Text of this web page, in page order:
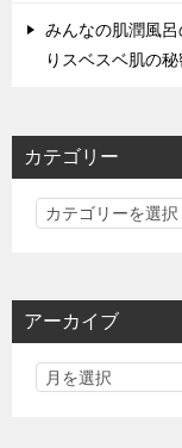
みんなの肌潤風
りスベスベ肌の
カテゴリー
カ
リ
アーカイブ